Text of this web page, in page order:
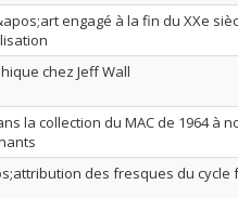
engagé à la fin du XXe
chez Jeff Wall
la collection du MAC de 1964 à
des fresques du cycle